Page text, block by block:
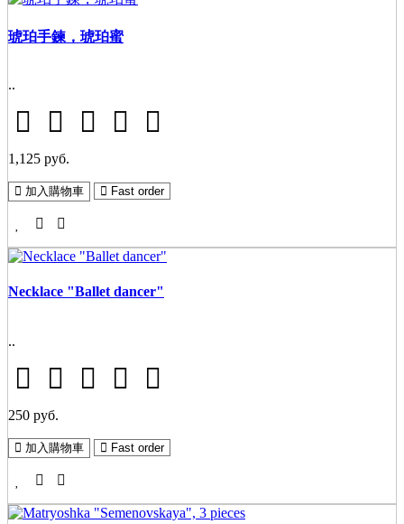
琥珀手鍊，琥珀蜜
..
1,125 руб.
加入購物車 Fast order
Necklace "Ballet dancer"
..
250 руб.
加入購物車 Fast order